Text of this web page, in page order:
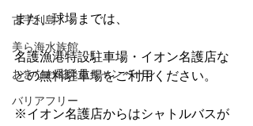
古宇利島
美ら海水族館
おきなわ彩発見キャンペーン
バリアフリー
また、球場までは、
名護漁港特設駐車場・イオン名護店な
どの無料駐車場をご利用ください。
※イオン名護店からはシャトルバスが